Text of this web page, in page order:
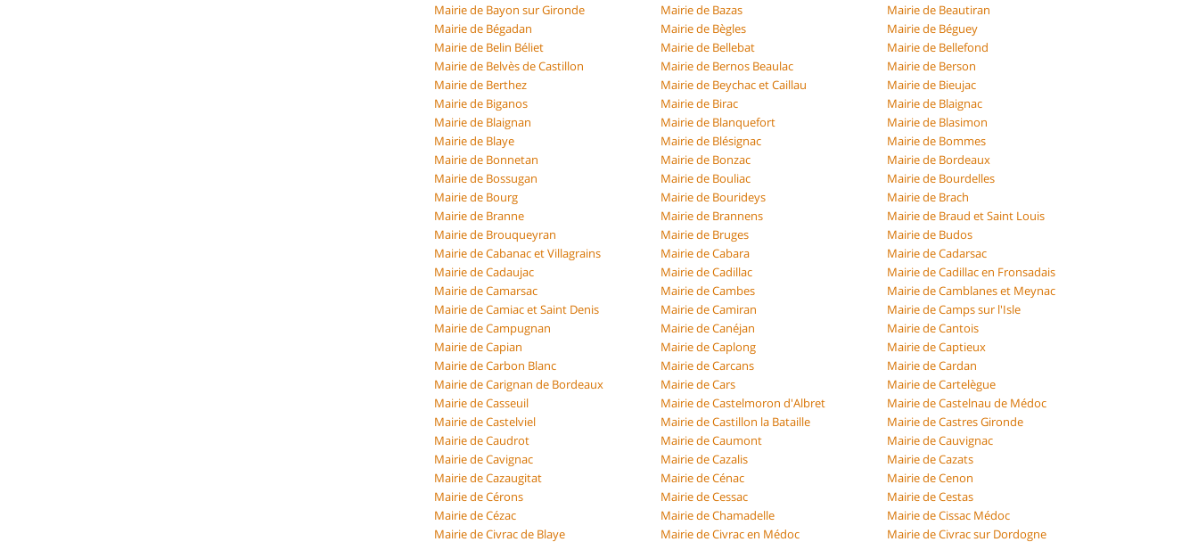
Mairie de Bayon sur Gironde
Mairie de Bazas
Mairie de Beautiran
Mairie de Bégadan
Mairie de Bègles
Mairie de Béguey
Mairie de Belin Béliet
Mairie de Bellebat
Mairie de Bellefond
Mairie de Belvès de Castillon
Mairie de Bernos Beaulac
Mairie de Berson
Mairie de Berthez
Mairie de Beychac et Caillau
Mairie de Bieujac
Mairie de Biganos
Mairie de Birac
Mairie de Blaignac
Mairie de Blaignan
Mairie de Blanquefort
Mairie de Blasimon
Mairie de Blaye
Mairie de Blésignac
Mairie de Bommes
Mairie de Bonnetan
Mairie de Bonzac
Mairie de Bordeaux
Mairie de Bossugan
Mairie de Bouliac
Mairie de Bourdelles
Mairie de Bourg
Mairie de Bourideys
Mairie de Brach
Mairie de Branne
Mairie de Brannens
Mairie de Braud et Saint Louis
Mairie de Brouqueyran
Mairie de Bruges
Mairie de Budos
Mairie de Cabanac et Villagrains
Mairie de Cabara
Mairie de Cadarsac
Mairie de Cadaujac
Mairie de Cadillac
Mairie de Cadillac en Fronsadais
Mairie de Camarsac
Mairie de Cambes
Mairie de Camblanes et Meynac
Mairie de Camiac et Saint Denis
Mairie de Camiran
Mairie de Camps sur l'Isle
Mairie de Campugnan
Mairie de Canéjan
Mairie de Cantois
Mairie de Capian
Mairie de Caplong
Mairie de Captieux
Mairie de Carbon Blanc
Mairie de Carcans
Mairie de Cardan
Mairie de Carignan de Bordeaux
Mairie de Cars
Mairie de Cartelègue
Mairie de Casseuil
Mairie de Castelmoron d'Albret
Mairie de Castelnau de Médoc
Mairie de Castelviel
Mairie de Castillon la Bataille
Mairie de Castres Gironde
Mairie de Caudrot
Mairie de Caumont
Mairie de Cauvignac
Mairie de Cavignac
Mairie de Cazalis
Mairie de Cazats
Mairie de Cazaugitat
Mairie de Cénac
Mairie de Cenon
Mairie de Cérons
Mairie de Cessac
Mairie de Cestas
Mairie de Cézac
Mairie de Chamadelle
Mairie de Cissac Médoc
Mairie de Civrac de Blaye
Mairie de Civrac en Médoc Mairie de Civrac sur Dordogne